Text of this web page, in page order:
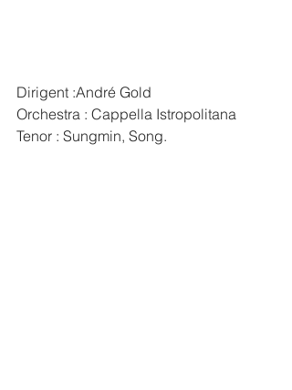
Dirigent :André Gold
Orchestra : Cappella Istropolitana
Tenor : Sungmin, Song.